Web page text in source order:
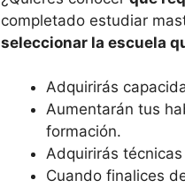
completado estudiar
seleccionar la escuela
Adquirirás
Aumentarán tus
formación.
Adquirirás
Cuando finalices